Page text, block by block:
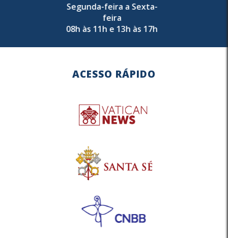
Segunda-feira a Sexta-
feira
08h às 11h e 13h às 17h
ACESSO RÁPIDO